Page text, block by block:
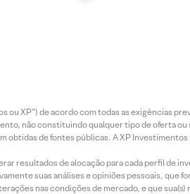
XP”) de acordo com todas as exigências
não constituindo qualquer tipo de oferta
de fontes públicas. A XP
resultados de alocação para cada perfil de
suas análises e opiniões pessoais, que
nas condições de mercado, e que